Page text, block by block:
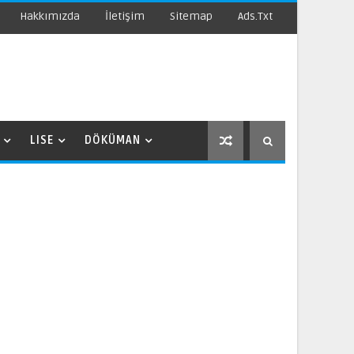
Hakkımızda İletişim Sitemap Ads.txt
LISE DÖKÜMAN